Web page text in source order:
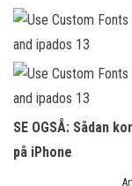
SE OGSÅ: Sådan
på iPhone